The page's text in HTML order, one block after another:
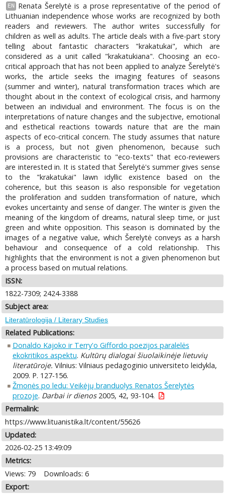
EN
Renata Šerelytė is a prose representative of the period of
Lithuanian independence whose works are recognized by both
readers and reviewers. The author writes successfully for
children as well as adults. The article deals with a five-part story
telling about fantastic characters "krakatukai", which are
considered as a unit called "krakatukiana". Choosing an eco-
critical approach that has not been applied to analyze Šerelytė's
works, the article seeks the imaging features of seasons
(summer and winter), natural transformation traces which are
thought about in the context of ecological crisis, and harmony
between an individual and environment. The focus is on the
interpretations of nature changes and the subjective, emotional
and esthetical reactions towards nature that are the main
aspects of eco-critical concern. The study assumes that nature
is a process, but not given phenomenon, because such
provisions are characteristic to "eco-texts" that eco-reviewers
are interested in. It is stated that Šerelytė's summer gives sense
to the "krakatukai" lawn idyllic existence based on the
coherence, but this season is also responsible for vegetation
the proliferation and sudden transformation of nature, which
evokes uncertainty and sense of danger. The winter is given the
meaning of the kingdom of dreams, natural sleep time, or just
green and white opposition. This season is dominated by the
images of a negative value, which Šerelytė conveys as a harsh
behaviour and consequence of a cold relationship. This
highlights that the environment is not a given phenomenon but
a process based on mutual relations.
ISSN:
1822-7309; 2424-3388
Subject area:
Literatūrologija / Literary Studies
Related Publications:
Donaldo Kajoko ir Terry'o Giffordo poezijos paralelės
ekokritikos aspektu. Kultūrų dialogai šiuolaikinėje lietuvių
literatūroje. Vilnius: Vilniaus pedagoginio universiteto leidykla,
2009. P. 127-156.
Žmonės po ledu: Veikėjų branduolys Renatos Šerelytės
prozoje. Darbai ir dienos2005, 42, 93-104.
Permalink:
https://www.lituanistika.lt/content/55626
Updated:
2026-02-25 13:49:09
Metrics:
Views: 79
Downloads: 6
Export: